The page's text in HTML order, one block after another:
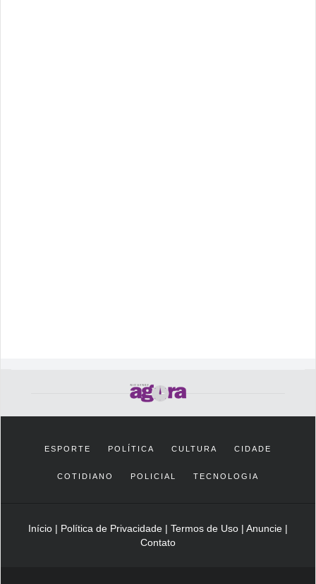
ESPORTE POLÍTICA CULTURA CIDADE
COTIDIANO POLICIAL TECNOLOGIA
Início | Política de Privacidade | Termos de Uso | Anuncie |
Contato